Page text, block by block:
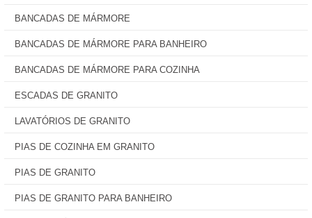
BANCADAS DE MÁRMORE
BANCADAS DE MÁRMORE PARA BANHEIRO
BANCADAS DE MÁRMORE PARA COZINHA
ESCADAS DE GRANITO
LAVATÓRIOS DE GRANITO
PIAS DE COZINHA EM GRANITO
PIAS DE GRANITO
PIAS DE GRANITO PARA BANHEIRO